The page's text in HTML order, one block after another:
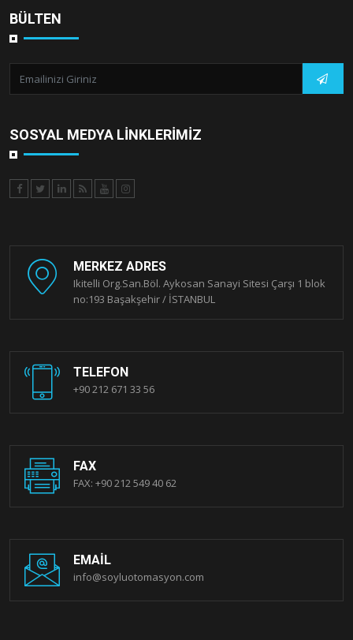
BÜLTEN
SOSYAL MEDYA LINKLERIMIZ
MERKEZ ADRES
Ikitelli Org.San.Böl. Aykosan Sanayi Sitesi Çarşı 1 blok
no:193 Başakşehir / İSTANBUL
TELEFON
+90 212 671 33 56
FAX
FAX: +90 212 549 40 62
EMAIL
info@soyluotomasyon.com